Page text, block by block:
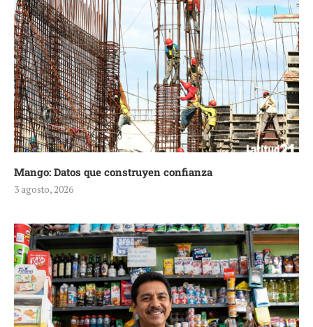
Mango: Datos que construyen confianza
3 agosto, 2026